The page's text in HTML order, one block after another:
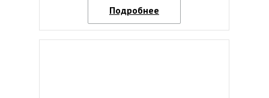
Подробнее